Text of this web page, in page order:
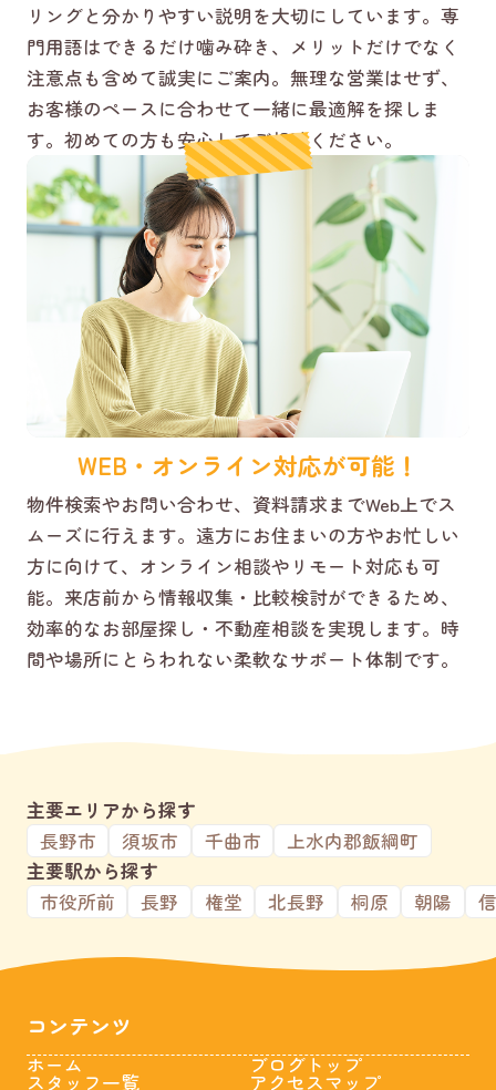
リングと分かりやすい説明を大切にしています。専
門用語はできるだけ噛み砕き、メリットだけでなく
注意点も含めて誠実にご案内。無理な営業はせず、
お客様のペースに合わせて一緒に最適解を探しま
す。初めての方も安心してご相談ください。
WEB・オンライン対応が可能！
物件検索やお問い合わせ、資料請求までWeb上でス
ムーズに行えます。遠方にお住まいの方やお忙しい
方に向けて、オンライン相談やリモート対応も可
能。来店前から情報収集・比較検討ができるため、
効率的なお部屋探し・不動産相談を実現します。時
間や場所にとらわれない柔軟なサポート体制です。
主要エリアから探す
長野市
須坂市 千曲市
上水内郡飯綱町
主要駅から探す
市役所前
長野 権堂 北長野 桐原 朝陽
コンテンツ
ホーム
スタッフ一覧
ブログトップ
アクセスマップ